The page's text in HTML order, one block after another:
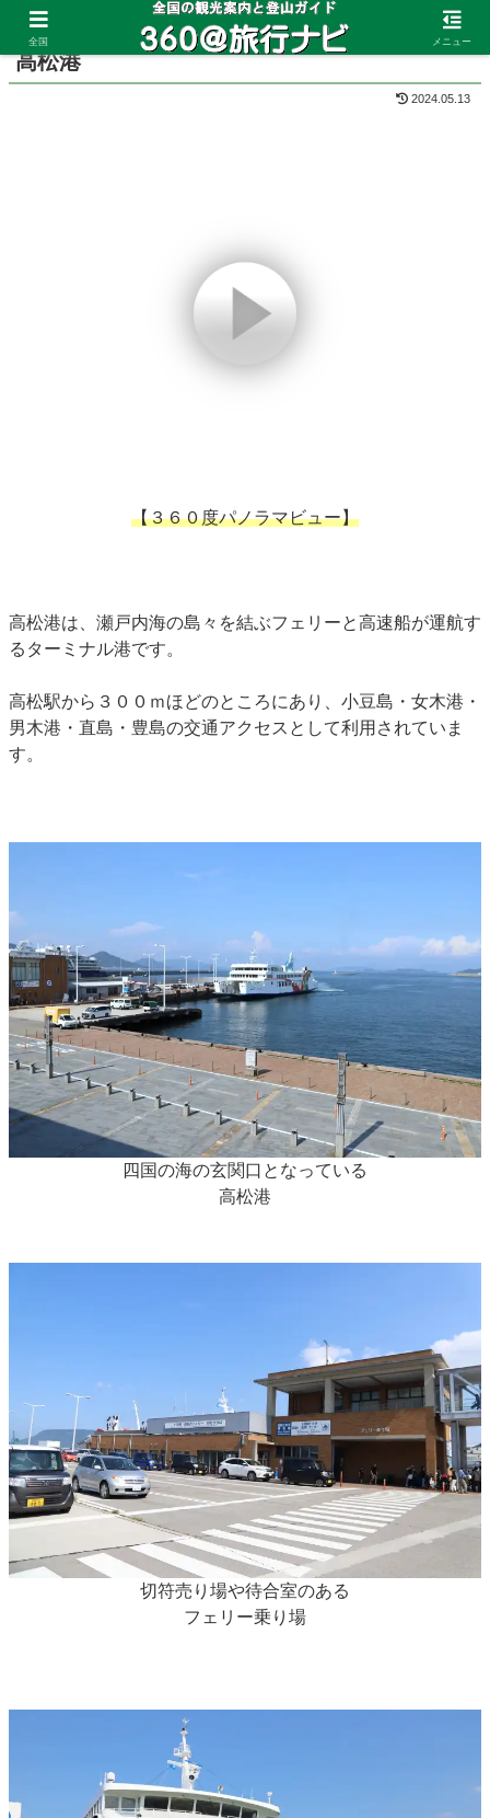
ホーム 香川県 高松
高松港
2024.05.13
【３６０度パノラマビュー】
高松港は、瀬戸内海の島々を結ぶフェリーと高速船が運航す
るターミナル港です。
高松駅から３００ｍほどのところにあり、小豆島・女木港・
男木港・直島・豊島の交通アクセスとして利用されていま
す。
四国の海の玄関口となっている
高松港
切符売り場や待合室のある
フェリー乗り場
全国 メニュー